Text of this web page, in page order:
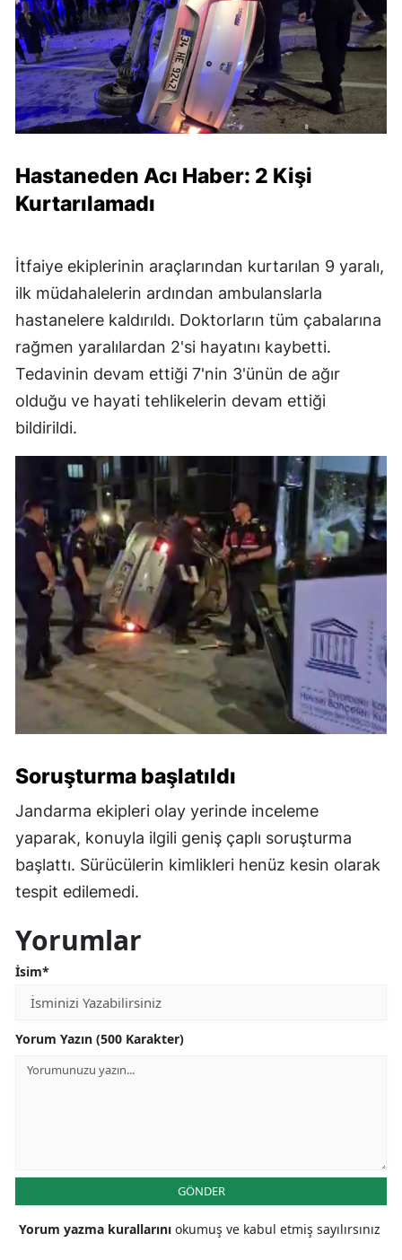
Hastaneden Acı Haber: 2 Kişi
Kurtarılamadı
İtfaiye ekiplerinin araçlarından kurtarılan 9 yaralı,
ilk müdahalelerin ardından ambulanslarla
hastanelere kaldırıldı. Doktorların tüm çabalarına
rağmen yaralılardan 2'si hayatını kaybetti.
Tedavinin devam ettiği 7'nin 3'ünün de ağır
olduğu ve hayati tehlikelerin devam ettiği
bildirildi.
Soruşturma başlatıldı
Jandarma ekipleri olay yerinde inceleme
yaparak, konuyla ilgili geniş çaplı soruşturma
başlattı. Sürücülerin kimlikleri henüz kesin olarak
tespit edilemedi.
Yorumlar
İsim*
Yorum Yazın (500 Karakter)
GÖNDER
Yorum yazma kurallarını okumuş ve kabul etmiş sayılırsınız